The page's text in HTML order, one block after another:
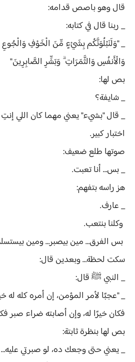
قال وهو باصص قدامه:
_ ربنا قال في كتابه:
_ "وَلَنَبْلُوَنَّكُم بِشَيْءٍ مِّنَ الْخَوْفِ
وَالْأَنفُسِ وَالثَّمَرَاتِ ۗ وَبَشِّرِ الصَّابِرِينَ"
بص لها:
_ شايفة؟
_ قال "بشيء" يعني مهما كان اللي
اختبار كبير.
صوتها طلع ضعيف:
_ بس… أنا تعبت.
هز راسه بتفهم:
_ عارف.
وكلنا بنتعب.
بس الفرق… مين بيصبر… ومين
سكت لحظة… وبعدين قال:
_ النبي ﷺ قال:
_ "عجبًا لأمر المؤمن، إن أمره كله له
فكان خيرًا له، وإن أصابته ضراء صبر
بص لها بنظرة ثابتة:
_ يعني حتى وجعك ده، لو صبرتي عليه…